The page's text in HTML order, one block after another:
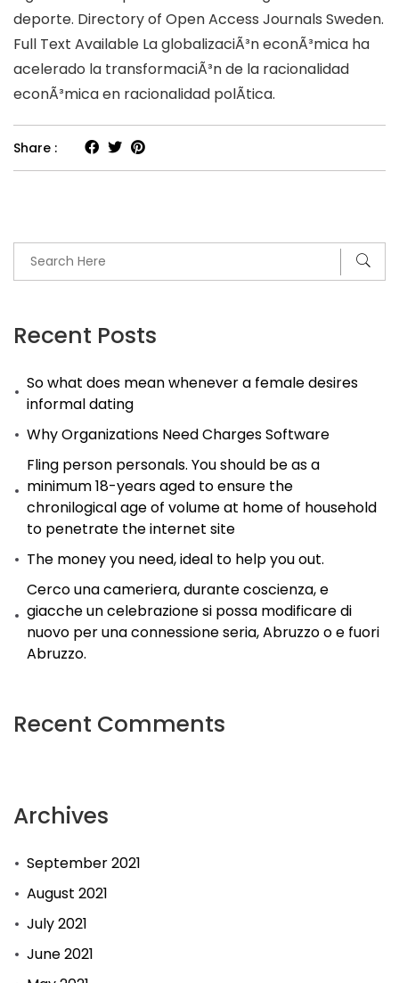
Recent Posts
So what does mean whenever a female desires
informal dating
Why Organizations Need Charges Software
Fling person personals. You should be as a
minimum 18-years aged to ensure the
chronilogical age of volume at home of household
to penetrate the internet site
The money you need, ideal to help you out.
Cerco una cameriera, durante coscienza, e
giacche un celebrazione si possa modificare di
nuovo per una connessione seria, Abruzzo o e fuori
Abruzzo.
Recent Comments
Archives
September 2021
August 2021
July 2021
June 2021
deporte. Directory of Open Access Journals Sweden.
Full Text Available La globalizaciÃ³n econÃ³mica ha
acelerado la transformaciÃ³n de la racionalidad
econÃ³mica en racionalidad polÃ­tica.
Share :